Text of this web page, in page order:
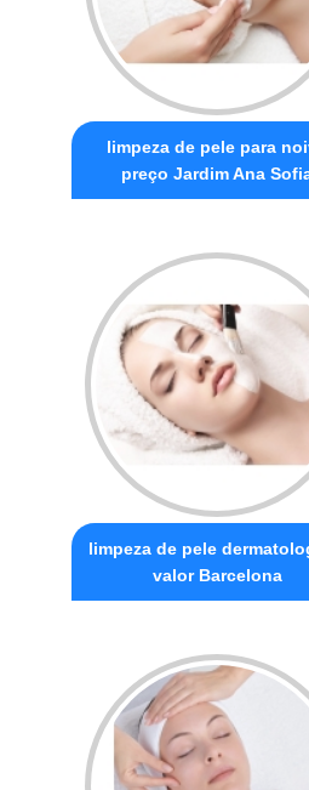
limpeza de pele para
preço Jardim Ana
limpeza de pele
valor Barcelona